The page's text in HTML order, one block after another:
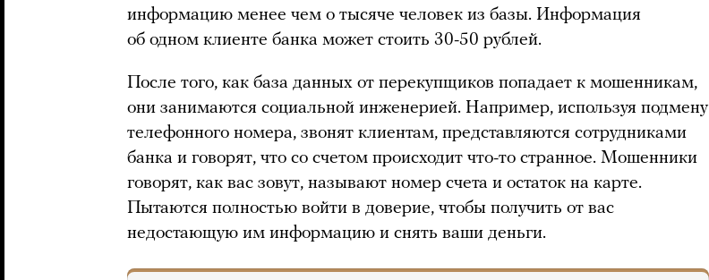
информацию менее чем о тысяче человек из базы. Информация
об одном клиенте банка может стоить 30-50 рублей.
После того, как база данных от перекупщиков попадает к мошенникам,
они занимаются социальной инженерией. Например, используя подмену
телефонного номера, звонят клиентам, представляются сотрудниками
банка и говорят, что со счетом происходит что-то странное. Мошенники
говорят, как вас зовут, называют номер счета и остаток на карте.
Пытаются полностью войти в доверие, чтобы получить от вас
недостающую им информацию и снять ваши деньги.